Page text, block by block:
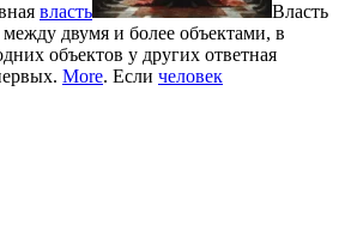
власть
Власть
двумя и более объектами, в
объектов у других ответная
More. Если человек